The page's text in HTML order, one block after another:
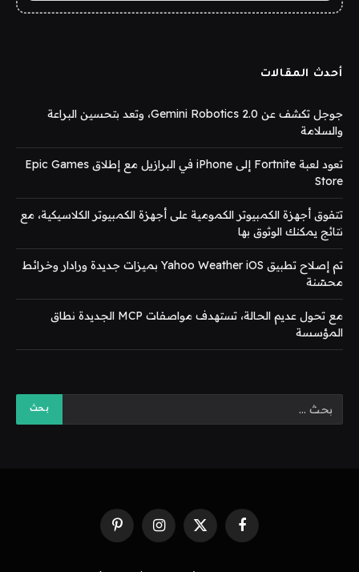
أحدث المقالات
جوجل تكشف عن Gemini Robotics 2.0، وتعد بتحسين البراعة
والسلامة
تعود لعبة Fortnite إلى iPhone في البرازيل مع إطلاق Epic Games
Store
تتفوق أجهزة الكمبيوتر الكمومية على أجهزة الكمبيوتر الكلاسيكية، مع
نتائج يمكنك الوثوق بها
تم إصلاح تطبيق Yahoo Weather iOS بميزات جديدة ورادار وخرائط
محسّنة
مع تحول عديم الحالة، تستهدف مواصفات MCP الجديدة نطاق
المؤسسة
فيسبوك X
(Twitter)
الانستغرامبينتيريست